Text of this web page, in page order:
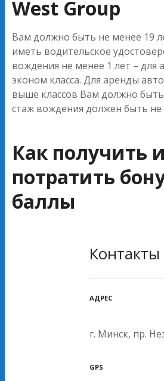
West Group
Вам должно быть не менее 19
иметь водительское
вождения не менее 1 лет – для
эконом класса. Для аренды
выше классов Вам должно
стаж вождения должен быть не
Как получить
потратить
баллы
Контакты
АДРЕС
г. Минск, пр.
GPS